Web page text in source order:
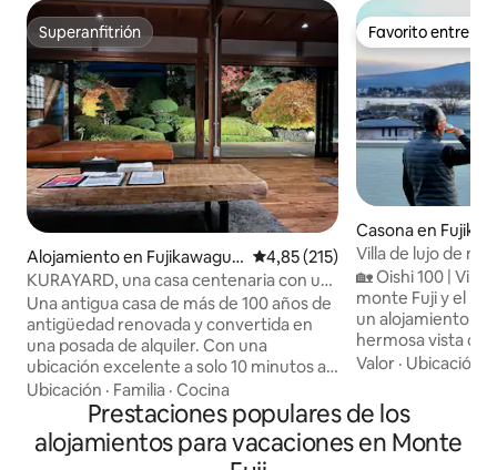
Superanfitrión
Superanfitrión
Alojamiento en Fujikawaguc
hiko
Calificación promedio: 4,85 de
4,85 (215)
KURAYARD, una casa centenaria con un
impresionante jardín japonés y sauna de
almacén, renovada con un estilo
moderno
Una antigua casa de más de 100 años de
antigüedad renovada y convertida en
una posada de alquiler. Con una
ubicación excelente a solo 10 minutos a
pie de la orilla del lago Kawaguchi, con
una superficie total de unos 198 metros
cuadrados, puede alojar hasta 15
personas. Desde el dormitorio se puede
Ubicación · Familia · Cocina
Favorito entre
Favorito entre
Casona en
Villa de lujo de
100B, amplia
con vistas al
3 minutos a pie
estación de tren,
gran cielo
🏡 Oishi 100 | Villa
monte Fuji y el
un alojamiento
hermosa vista del
Kawaguchiko,
pintoresca: con
lago
monte Oishi de fondo. La
Valor · Ubicación
Prestaciones populares de los
alojamientos para vacaciones en Monte